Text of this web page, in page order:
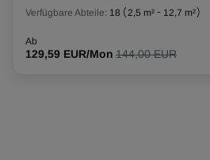
Verfügbare Abteile: 18 ( 2,5 m² - 12,7 m²)
Ab
129,59 EUR/Mon 144,00 EUR